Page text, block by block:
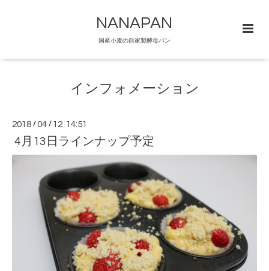
NANAPAN
国産小麦の自家製酵母パン
インフォメーション
2018 /04 / 12 14:51
4月13日ラインナップ予定